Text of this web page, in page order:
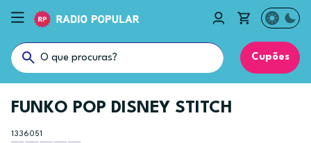
Cupões
FUNKO POP DISNEY STITCH
1336051